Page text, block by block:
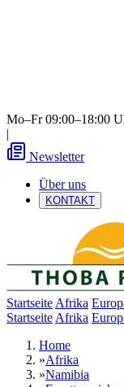
Mo–Fr 09:00–18:00
|
Newsletter
Über uns
KONTAKT
Startseite Afrika
Startseite Afrika
Home
»Afrika
»Namibia